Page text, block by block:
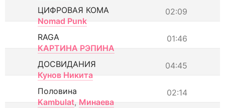
02:09
ЦИФРОВАЯ КОМА
Nomad Punk
01:46
RAGA
КАРТИНА РЭПИНА
04:45
ДОСВИДАНИЯ
Кунов Никита
02:14
Половина
Kambulat, Минаева